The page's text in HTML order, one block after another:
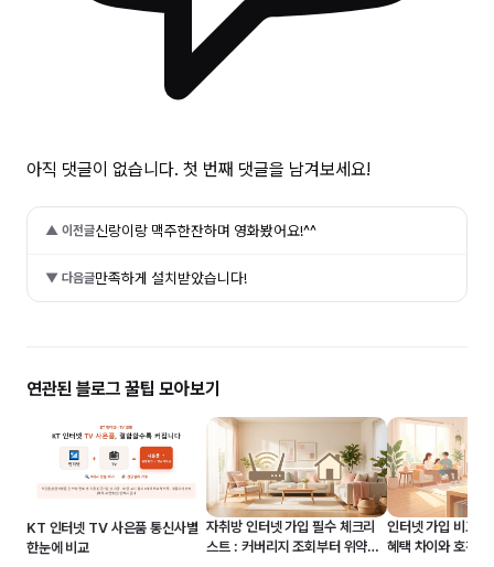
아직 댓글이 없습니다. 첫 번째 댓글을 남겨보세요!
▲ 이전글신랑이랑 맥주한잔하며 영화봤어요!^^
▼ 다음글만족하게 설치받았습니다!
연관된 블로그 꿀팁 모아보기
KT 인터넷 TV 사은품 통신사별
한눈에 비교
자취방 인터넷 가입 필수 체크리
스트 : 커버리지 조회부터 위약금
인터넷 가입 비교
혜택 차이와 호갱